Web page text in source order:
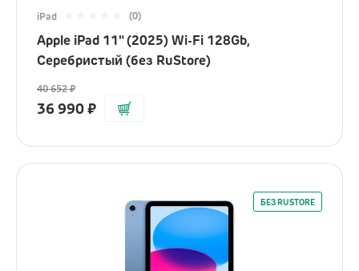
iPad (0)
Apple iPad 11" (2025) Wi-Fi 128Gb,
Серебристый (без RuStore)
40 652₽
36 990₽
БЕЗ RUSTORE